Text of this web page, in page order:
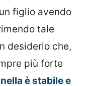
figlio avendo
tale
desiderio che,
più forte
è stabile e